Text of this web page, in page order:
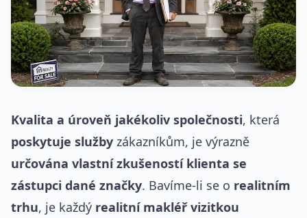
Kvalita a úroveň jakékoliv společnosti, která
poskytuje služby zákazníkům, je výrazně
určována vlastní zkušeností klienta se
zástupci dané značky. Bavíme-li se o realitním
trhu, je každý realitní makléř vizitkou